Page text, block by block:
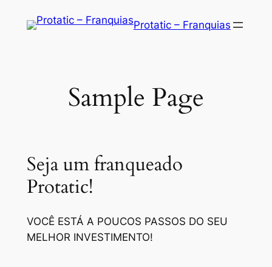
Protatic – Franquias
Sample Page
Seja um franqueado
Protatic!
VOCÊ ESTÁ A POUCOS PASSOS DO SEU
MELHOR INVESTIMENTO!